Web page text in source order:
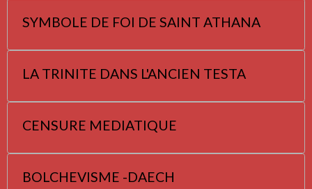
SYMBOLE DE FOI DE SAINT ATHANA
LA TRINITE DANS L'ANCIEN TESTA
CENSURE MEDIATIQUE
BOLCHEVISME -DAECH